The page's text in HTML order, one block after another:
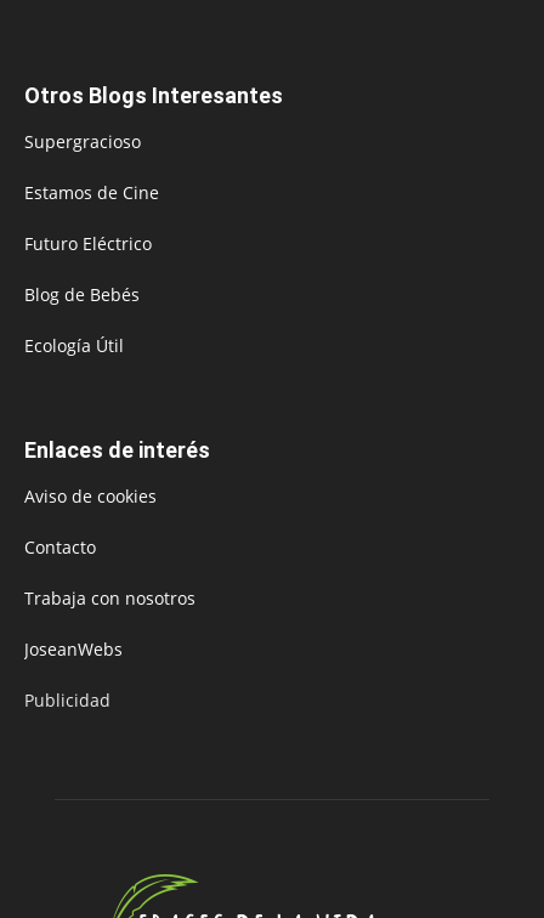
Otros Blogs Interesantes
Supergracioso
Estamos de Cine
Futuro Eléctrico
Blog de Bebés
Ecología Útil
Enlaces de interés
Aviso de cookies
Contacto
Trabaja con nosotros
JoseanWebs
Publicidad